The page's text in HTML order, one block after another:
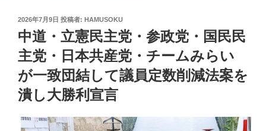
投
日:
2026年7月9日 投稿者: HAMUSOKU
中道・立憲民主党・参政党・国民民
主党・日本共産党・チームみらい
が一致団結して議員定数削減法案を
潰し大勝利宣言